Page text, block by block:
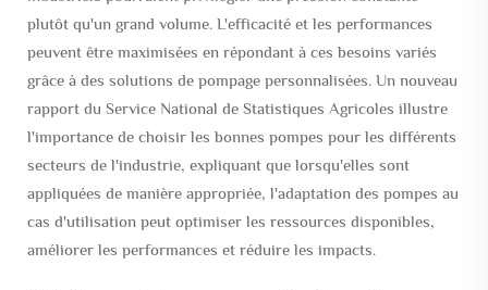
plutôt qu'un grand volume. L'efficacité et les performances
peuvent être maximisées en répondant à ces besoins variés
grâce à des solutions de pompage personnalisées. Un nouveau
rapport du Service National de Statistiques Agricoles illustre
l'importance de choisir les bonnes pompes pour les différents
secteurs de l'industrie, expliquant que lorsqu'elles sont
appliquées de manière appropriée, l'adaptation des pompes au
cas d'utilisation peut optimiser les ressources disponibles,
améliorer les performances et réduire les impacts.